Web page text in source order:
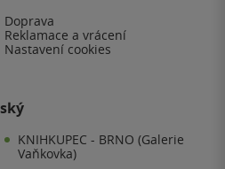
Doprava
Reklamace a vrácení
Nastavení cookies
KNIHKUPEC - BRNO (Galerie
Vaňkovka)